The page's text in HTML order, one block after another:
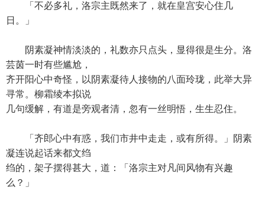
「不必多礼，洛宗主既然来了，就在皇宫安心住几
日。」
阴素凝神情淡淡的，礼数亦只点头，显得很是生分。洛
芸茵一时有些尴尬，
齐开阳心中奇怪，以阴素凝待人接物的八面玲珑，此举大异
寻常。柳霜绫本拟说
几句缓解，有道是旁观者清，忽有一丝明悟，生生忍住。
「齐郎心中有惑，我们市井中走走，或有所得。」阴素
凝连说起话来都文绉
绉的，架子摆得甚大，道：「洛宗主对凡间风物有兴趣
么？」